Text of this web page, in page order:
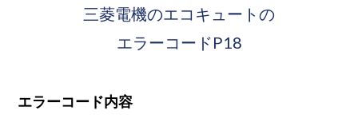
三菱電機のエコキュートの
エラーコードP18
エラーコード内容